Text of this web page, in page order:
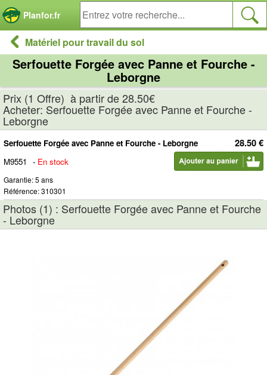
Planfor.fr
Matériel pour travail du sol
Serfouette Forgée avec Panne et Fourche -
Leborgne
Prix (1 Offre) à partir de 28.50€
Acheter: Serfouette Forgée avec Panne et Fourche -
Leborgne
28.50 €
Serfouette Forgée avec Panne et Fourche - Leborgne
M9551
- En stock
Garantie: 5 ans
Référence: 310301
Photos (1) : Serfouette Forgée avec Panne et Fourche
- Leborgne
Panneau de gestion des cookies